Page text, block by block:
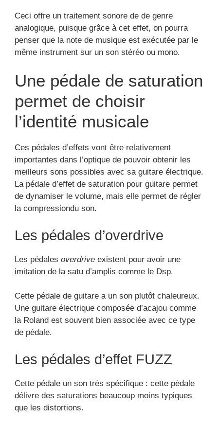
Ceci offre un traitement sonore de de genre
analogique, puisque grâce à cet effet, on pourra
penser que la note de musique est exécutée par le
même instrument sur un son stéréo ou mono.
Une pédale de saturation
permet de choisir
l’identité musicale
Ces pédales d’effets vont être relativement
importantes dans l’optique de pouvoir obtenir les
meilleurs sons possibles avec sa guitare électrique.
La pédale d’effet de saturation pour guitare permet
de dynamiser le volume, mais elle permet de régler
la compressiondu son.
Les pédales d’overdrive
Les pédales overdrive existent pour avoir une
imitation de la satu d’amplis comme le Dsp.
Cette pédale de guitare a un son plutôt chaleureux.
Une guitare électrique composée d’acajou comme
la Roland est souvent bien associée avec ce type
de pédale.
Les pédales d’effet FUZZ
Cette pédale un son très spécifique : cette pédale
délivre des saturations beaucoup moins typiques
que les distortions.